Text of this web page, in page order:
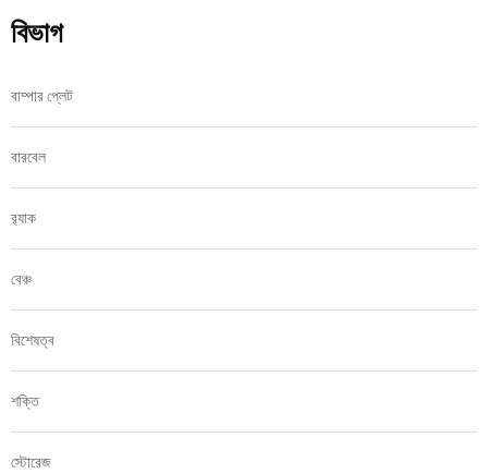
বিভাগ
বাম্পার প্লেট
বারবেল
র‍্যাক
বেঞ্চ
বিশেষত্ব
শক্তি
স্টোরেজ